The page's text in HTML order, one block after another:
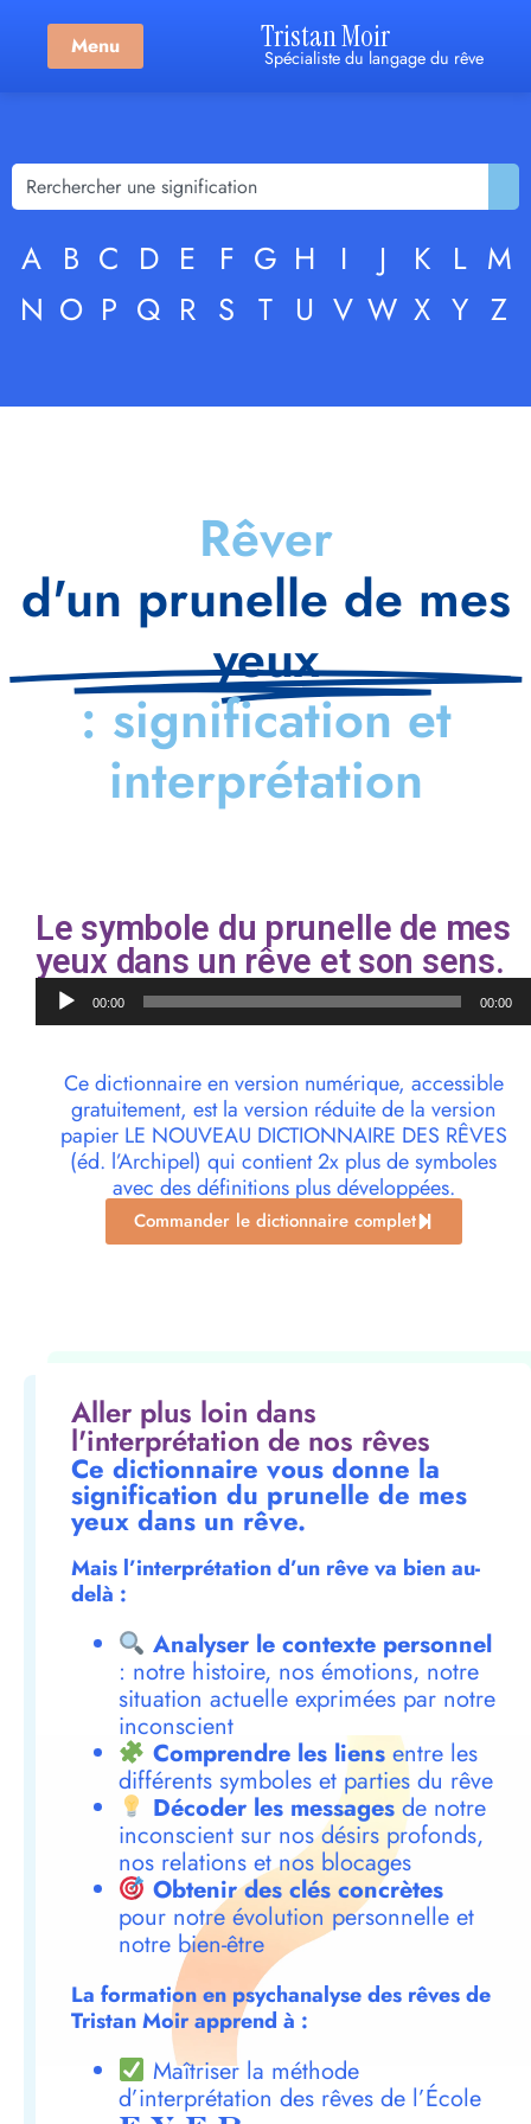
Menu Tristan Moir
Spécialiste du langage du rêve
A B C D E F G H I J K L M
N O P Q R S T U V W X Y Z
Rêver
d'un prunelle de mes
yeux
: signification et
interprétation
Le symbole du prunelle de mes
yeux dans un rêve et son sens.
Lecteur
audio00:00 00:00
Ce dictionnaire en version numérique, accessible
gratuitement, est la version réduite de la version
papier LE NOUVEAU DICTIONNAIRE DES RÊVES
(éd. l’Archipel) qui contient 2x plus de symboles
avec des définitions plus développées.
Commander le dictionnaire complet
Aller plus loin dans
l'interprétation de nos rêves
Ce dictionnaire vous donne la
signification du prunelle de mes
yeux dans un rêve.
Mais l’interprétation d’un rêve va bien au-
delà :
Analyser le contexte personnel
: notre histoire, nos émotions, notre
situation actuelle exprimées par notre
inconscient
Comprendre les liensentre les
différents symboles et parties du rêve
Décoder les messagesde notre
inconscient sur nos désirs profonds,
nos relations et nos blocages
Obtenir des clés concrètes
pour notre évolution personnelle et
notre bien-être
La formation en psychanalyse des rêves de
Tristan Moir apprend à :
Maîtriser la méthode
d’interprétation des rêves de l’École